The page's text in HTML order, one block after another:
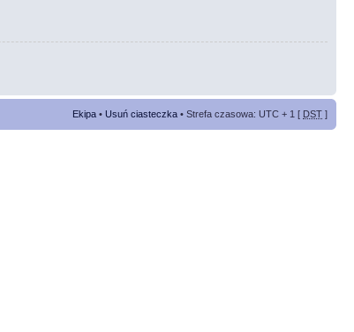
Ekipa • Usuń ciasteczka • Strefa czasowa: UTC + 1 [ DST ]